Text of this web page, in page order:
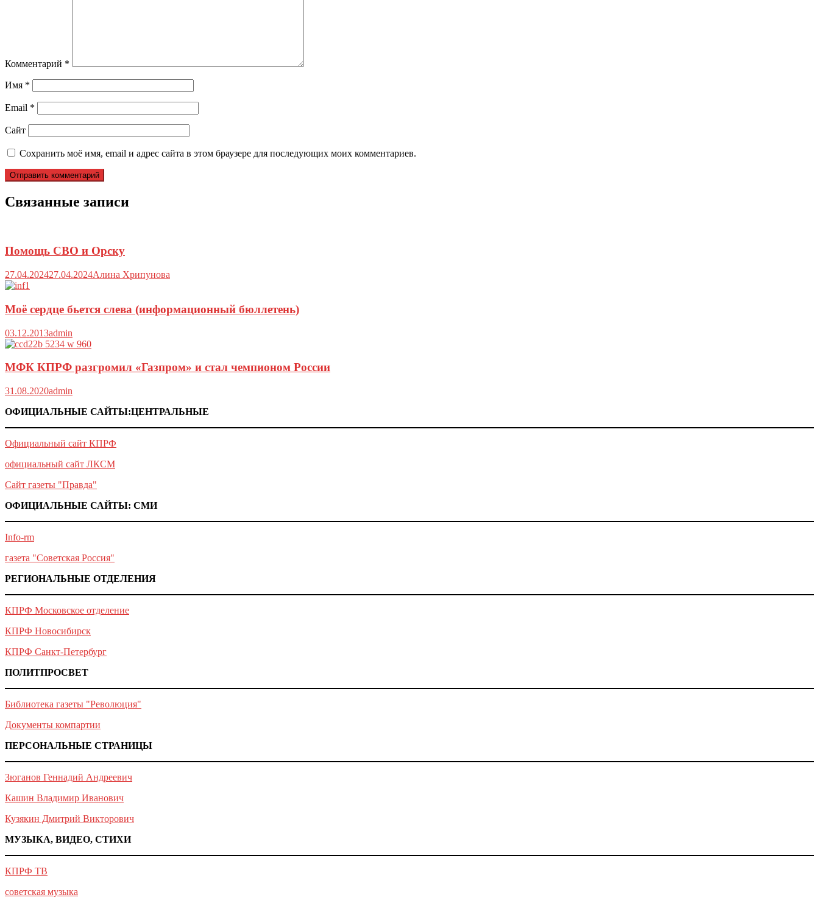
Комментарий *
Имя *
Email *
Сайт
Сохранить моё имя, email и адрес сайта в этом браузере для последующих моих комментариев.
Связанные записи
Помощь СВО и Орску
27.04.202427.04.2024Алина Хрипунова
Моё сердце бьется слева (информационный бюллетень)
03.12.2013admin
МФК КПРФ разгромил «Газпром» и стал чемпионом России
31.08.2020admin
ОФИЦИАЛЬНЫЕ САЙТЫ:ЦЕНТРАЛЬНЫЕ
Официальный сайт КПРФ
официальный сайт ЛКСМ
Сайт газеты "Правда"
ОФИЦИАЛЬНЫЕ САЙТЫ: СМИ
Info-rm
газета "Советская Россия"
РЕГИОНАЛЬНЫЕ ОТДЕЛЕНИЯ
КПРФ Московское отделение
КПРФ Новосибирск
КПРФ Санкт-Петербург
ПОЛИТПРОСВЕТ
Библиотека газеты "Революция"
Документы компартии
ПЕРСОНАЛЬНЫЕ СТРАНИЦЫ
Зюганов Геннадий Андреевич
Кашин Владимир Иванович
Кузякин Дмитрий Викторович
МУЗЫКА, ВИДЕО, СТИХИ
КПРФ ТВ
советская музыка